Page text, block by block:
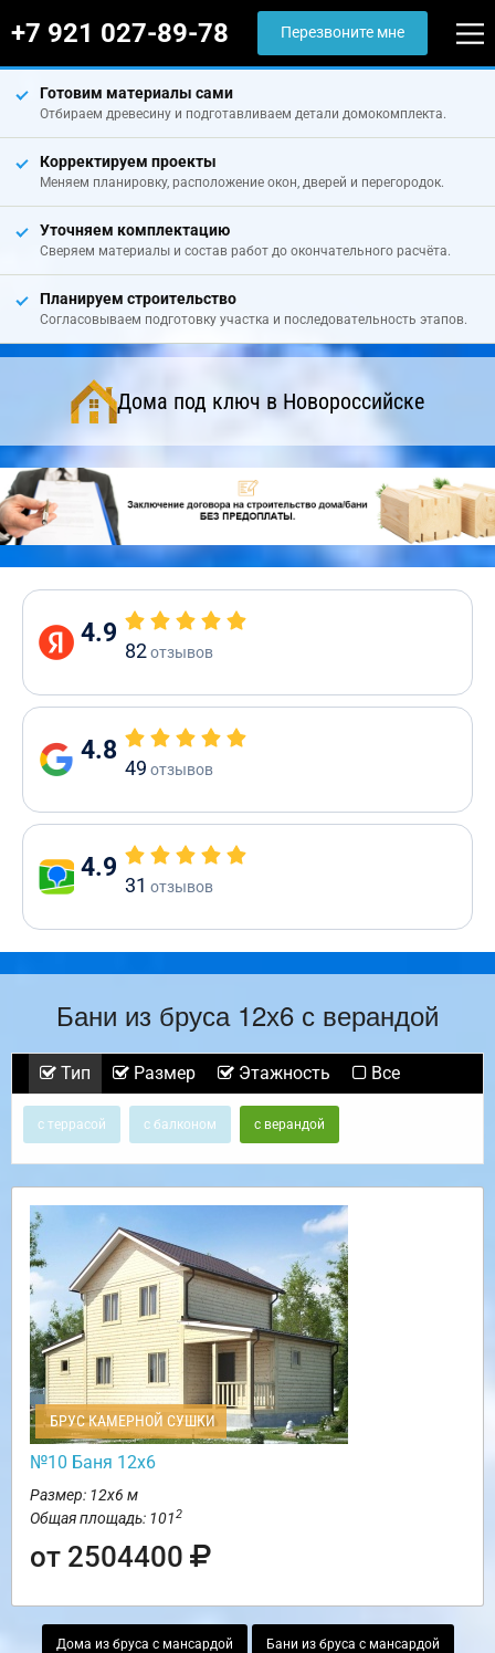
+7 921 027-89-78 Перезвоните мне
Готовим материалы сами
Отбираем древесину и подготавливаем детали домокомплекта.
Корректируем проекты
Меняем планировку, расположение окон, дверей и перегородок.
Уточняем комплектацию
Сверяем материалы и состав работ до окончательного расчёта.
Планируем строительство
Согласовываем подготовку участка и последовательность этапов.
Дома под ключ в Новороссийске
4.9
82отзывов
4.8
49 отзывов
4.9
31 отзывов
Бани из бруса 12х6 с верандой
Тип Размер Этажность Все
с террасой с балконом с верандой
БРУС КАМЕРНОЙ СУШКИ
№10 Баня 12х6
Размер: 12х6 м
Общая площадь: 1012
от 2504400
Дома из бруса с мансардой Бани из бруса с мансардой